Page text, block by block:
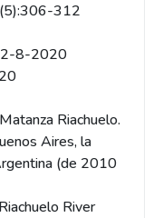
312
8-2020
Riachuelo.
Aires, la
(de 2010
River